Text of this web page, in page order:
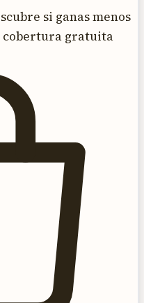
si ganas menos
cobertura gratuita